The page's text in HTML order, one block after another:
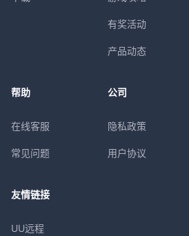
有奖活动
产品动态
帮助
在线客服
常见问题
公司
隐私政策
用户协议
友情链接
UU远程